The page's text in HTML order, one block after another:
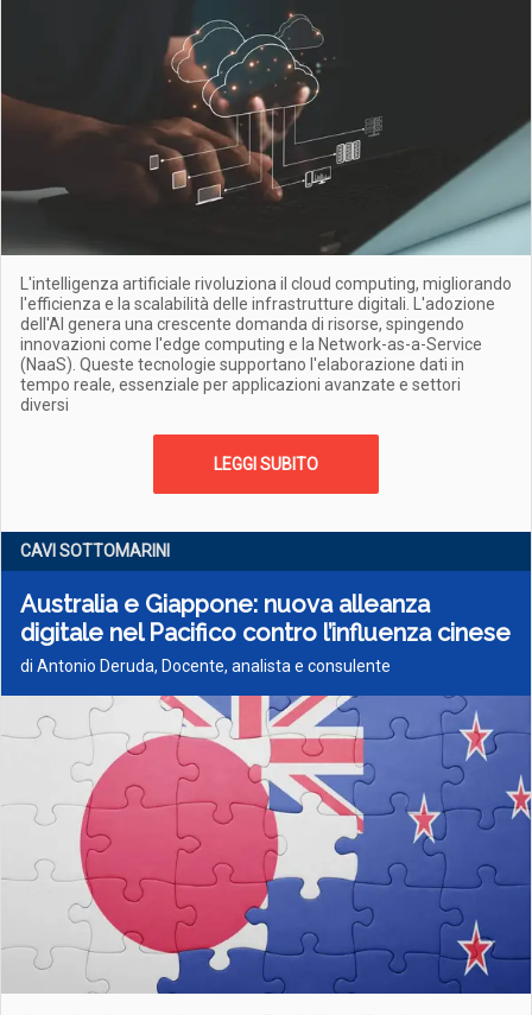
L'intelligenza artificiale rivoluziona il cloud computing, migliorando
l'efficienza e la scalabilità delle infrastrutture digitali. L'adozione
dell'AI genera una crescente domanda di risorse, spingendo
innovazioni come l'edge computing e la Network-as-a-Service
(NaaS). Queste tecnologie supportano l'elaborazione dati in
tempo reale, essenziale per applicazioni avanzate e settori
diversi
LEGGI SUBITO
CAVI SOTTOMARINI
Australia e Giappone: nuova alleanza
digitale nel Pacifico contro l’influenza cinese
di Antonio Deruda, Docente, analista e consulente